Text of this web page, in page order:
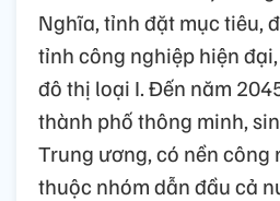
Nghĩa, tỉnh đặt mục tiêu,
tỉnh công nghiệp hiện
đô thị loại I. Đến năm
thành phố thông minh,
Trung ương, có nền công
thuộc nhóm dẫn đầu cả